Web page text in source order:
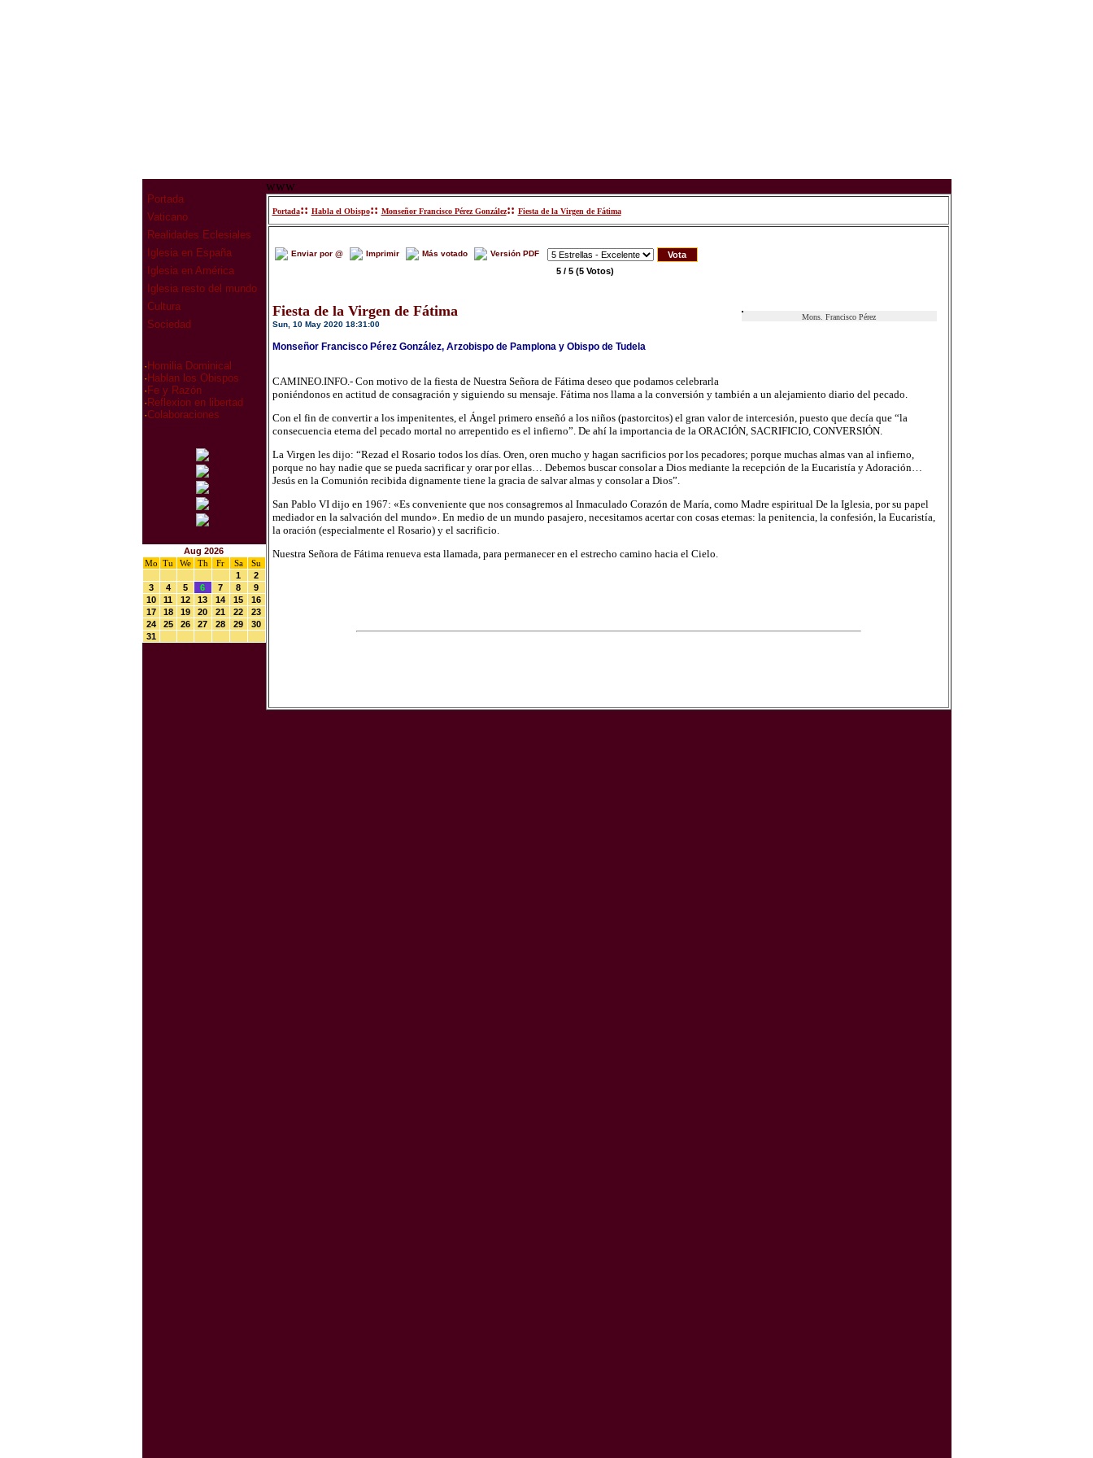
Portada
Vaticano
Realidades Eclesiales
Iglesia en España
Iglesia en América
Iglesia resto del mundo
Cultura
Sociedad
· Homilia Dominical
· Hablan los Obispos
· Fe y Razón
· Reflexion en libertad
·Colaboraciones
Aug 2026
Mo Tu We Th Fr Sa
Su
1
2
3
4 5 6 7 8
9
10
11 12 13 14 15
16
17
18 19 20 21 22
23
24
25 26 27 28 29
30
31
www
Portada:: Habla el Obispo:: Monseñor Francisco Pérez González:: Fiesta de la Virgen de Fátima
Enviar por @ Imprimir Más votado Versión PDF
5 / 5 (5 Votos)
Mons. Francisco Pérez
Fiesta de la Virgen de Fátima
Sun, 10 May 2020 18:31:00
Monseñor Francisco Pérez González, Arzobispo de Pamplona y Obispo de Tudela
CAMINEO.INFO.- Con motivo de la fiesta de Nuestra Señora de Fátima deseo que podamos celebrarla
poniéndonos en actitud de consagración y siguiendo su mensaje. Fátima nos llama a la conversión y también a un alejamiento diario del pecado.
Con el fin de convertir a los impenitentes, el Ángel primero enseñó a los niños (pastorcitos) el gran valor de intercesión, puesto que decía que “la
consecuencia eterna del pecado mortal no arrepentido es el infierno”. De ahí la importancia de la ORACIÓN, SACRIFICIO, CONVERSIÓN.
La Virgen les dijo: “Rezad el Rosario todos los días. Oren, oren mucho y hagan sacrificios por los pecadores; porque muchas almas van al infierno,
porque no hay nadie que se pueda sacrificar y orar por ellas… Debemos buscar consolar a Dios mediante la recepción de la Eucaristía y Adoración…
Jesús en la Comunión recibida dignamente tiene la gracia de salvar almas y consolar a Dios”.
San Pablo VI dijo en 1967: «Es conveniente que nos consagremos al Inmaculado Corazón de María, como Madre espiritual De la Iglesia, por su papel
mediador en la salvación del mundo». En medio de un mundo pasajero, necesitamos acertar con cosas eternas: la penitencia, la confesión, la Eucaristía,
la oración (especialmente el Rosario) y el sacrificio.
Nuestra Señora de Fátima renueva esta llamada, para permanecer en el estrecho camino hacia el Cielo.